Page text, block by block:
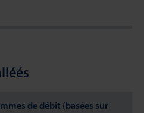
de débit (basées sur